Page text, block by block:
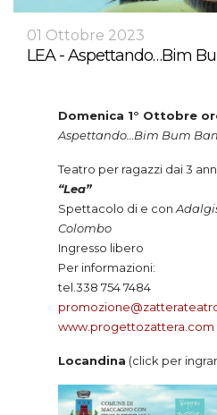
01 Ottobre 2023
LEA - Aspettando…Bim
Domenica 1° Ottobre
Aspettando…Bim Bum
Teatro per ragazzi dai 3
“Lea”
Spettacolo di e con
Colombo
Ingresso libero
Per informazioni:
tel.338 754 7484
www.progettozattera.com
Locandina (click per